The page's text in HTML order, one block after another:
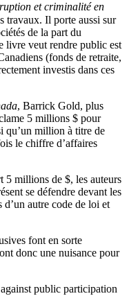
et criminalité en
travaux. Il porte aussi sur
de la part du
livre veut rendre public est
(fonds de retraite,
investis dans ces
, Barrick Gold, plus
5 millions $ pour
qu’un million à titre de
le chiffre d’affaires
5 millions de $, les auteurs
se défendre devant les
autre code de loi et
font en sorte
donc une nuisance pour
public participation